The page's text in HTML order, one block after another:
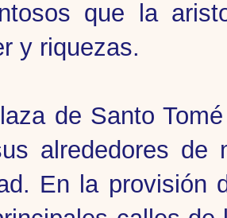
que la
y riquezas.
de Santo
alrededores de
En la provisión